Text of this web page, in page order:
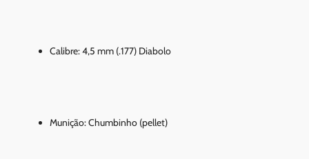
Calibre: 4,5 mm (.177) Diabolo
Munição: Chumbinho (pellet)